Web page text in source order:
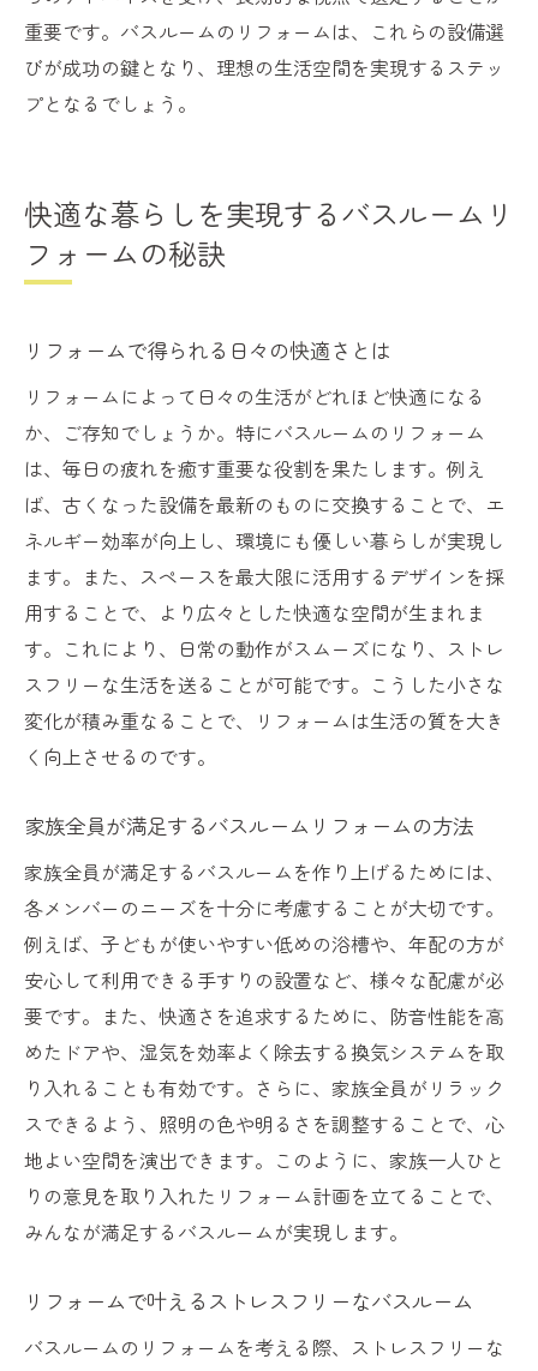
重要です。バスルームのリフォームは、これらの設備選
びが成功の鍵となり、理想の生活空間を実現するステッ
プとなるでしょう。
快適な暮らしを実現するバスルームリ
フォームの秘訣
リフォームで得られる日々の快適さとは
リフォームによって日々の生活がどれほど快適になる
か、ご存知でしょうか。特にバスルームのリフォーム
は、毎日の疲れを癒す重要な役割を果たします。例え
ば、古くなった設備を最新のものに交換することで、エ
ネルギー効率が向上し、環境にも優しい暮らしが実現し
ます。また、スペースを最大限に活用するデザインを採
用することで、より広々とした快適な空間が生まれま
す。これにより、日常の動作がスムーズになり、ストレ
スフリーな生活を送ることが可能です。こうした小さな
変化が積み重なることで、リフォームは生活の質を大き
く向上させるのです。
家族全員が満足するバスルームリフォームの方法
家族全員が満足するバスルームを作り上げるためには、
各メンバーのニーズを十分に考慮することが大切です。
例えば、子どもが使いやすい低めの浴槽や、年配の方が
安心して利用できる手すりの設置など、様々な配慮が必
要です。また、快適さを追求するために、防音性能を高
めたドアや、湿気を効率よく除去する換気システムを取
り入れることも有効です。さらに、家族全員がリラック
スできるよう、照明の色や明るさを調整することで、心
地よい空間を演出できます。このように、家族一人ひと
りの意見を取り入れたリフォーム計画を立てることで、
みんなが満足するバスルームが実現します。
リフォームで叶えるストレスフリーなバスルーム
バスルームのリフォームを考える際、ストレスフリーな